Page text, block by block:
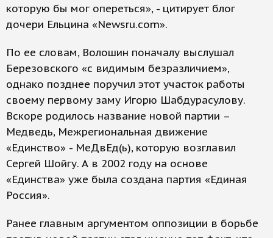
которую бы мог опереться», - цитирует блог
дочери Ельцина «Newsru.com».
По ее словам, Волошин поначалу выслушал
Березовского «с видимым безразличием»,
однако позднее поручил этот участок работы
своему первому заму Игорю Шабдурасулову.
Вскоре родилось название новой партии –
Медведь, Межрегиональная движение
«Единство» - МеДвЕд(ь), которую возглавил
Сергей Шойгу. А в 2002 году на основе
«Единства» уже была создана партия «Единая
Россия».
Ранее главным аргументом оппозиции в борьбе